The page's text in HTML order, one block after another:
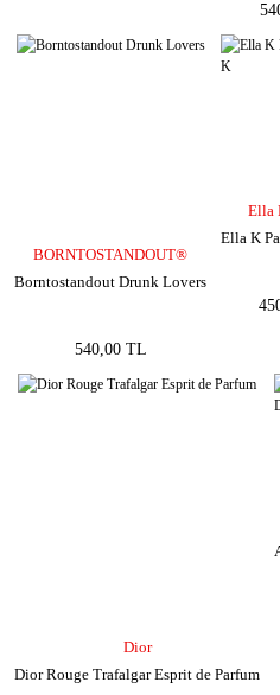
BORNTOSTANDOUT®
Borntostandout Drunk Lovers
540,00 TL
Ella
Ella K
Dior
Dior Rouge Trafalgar Esprit de Parfum